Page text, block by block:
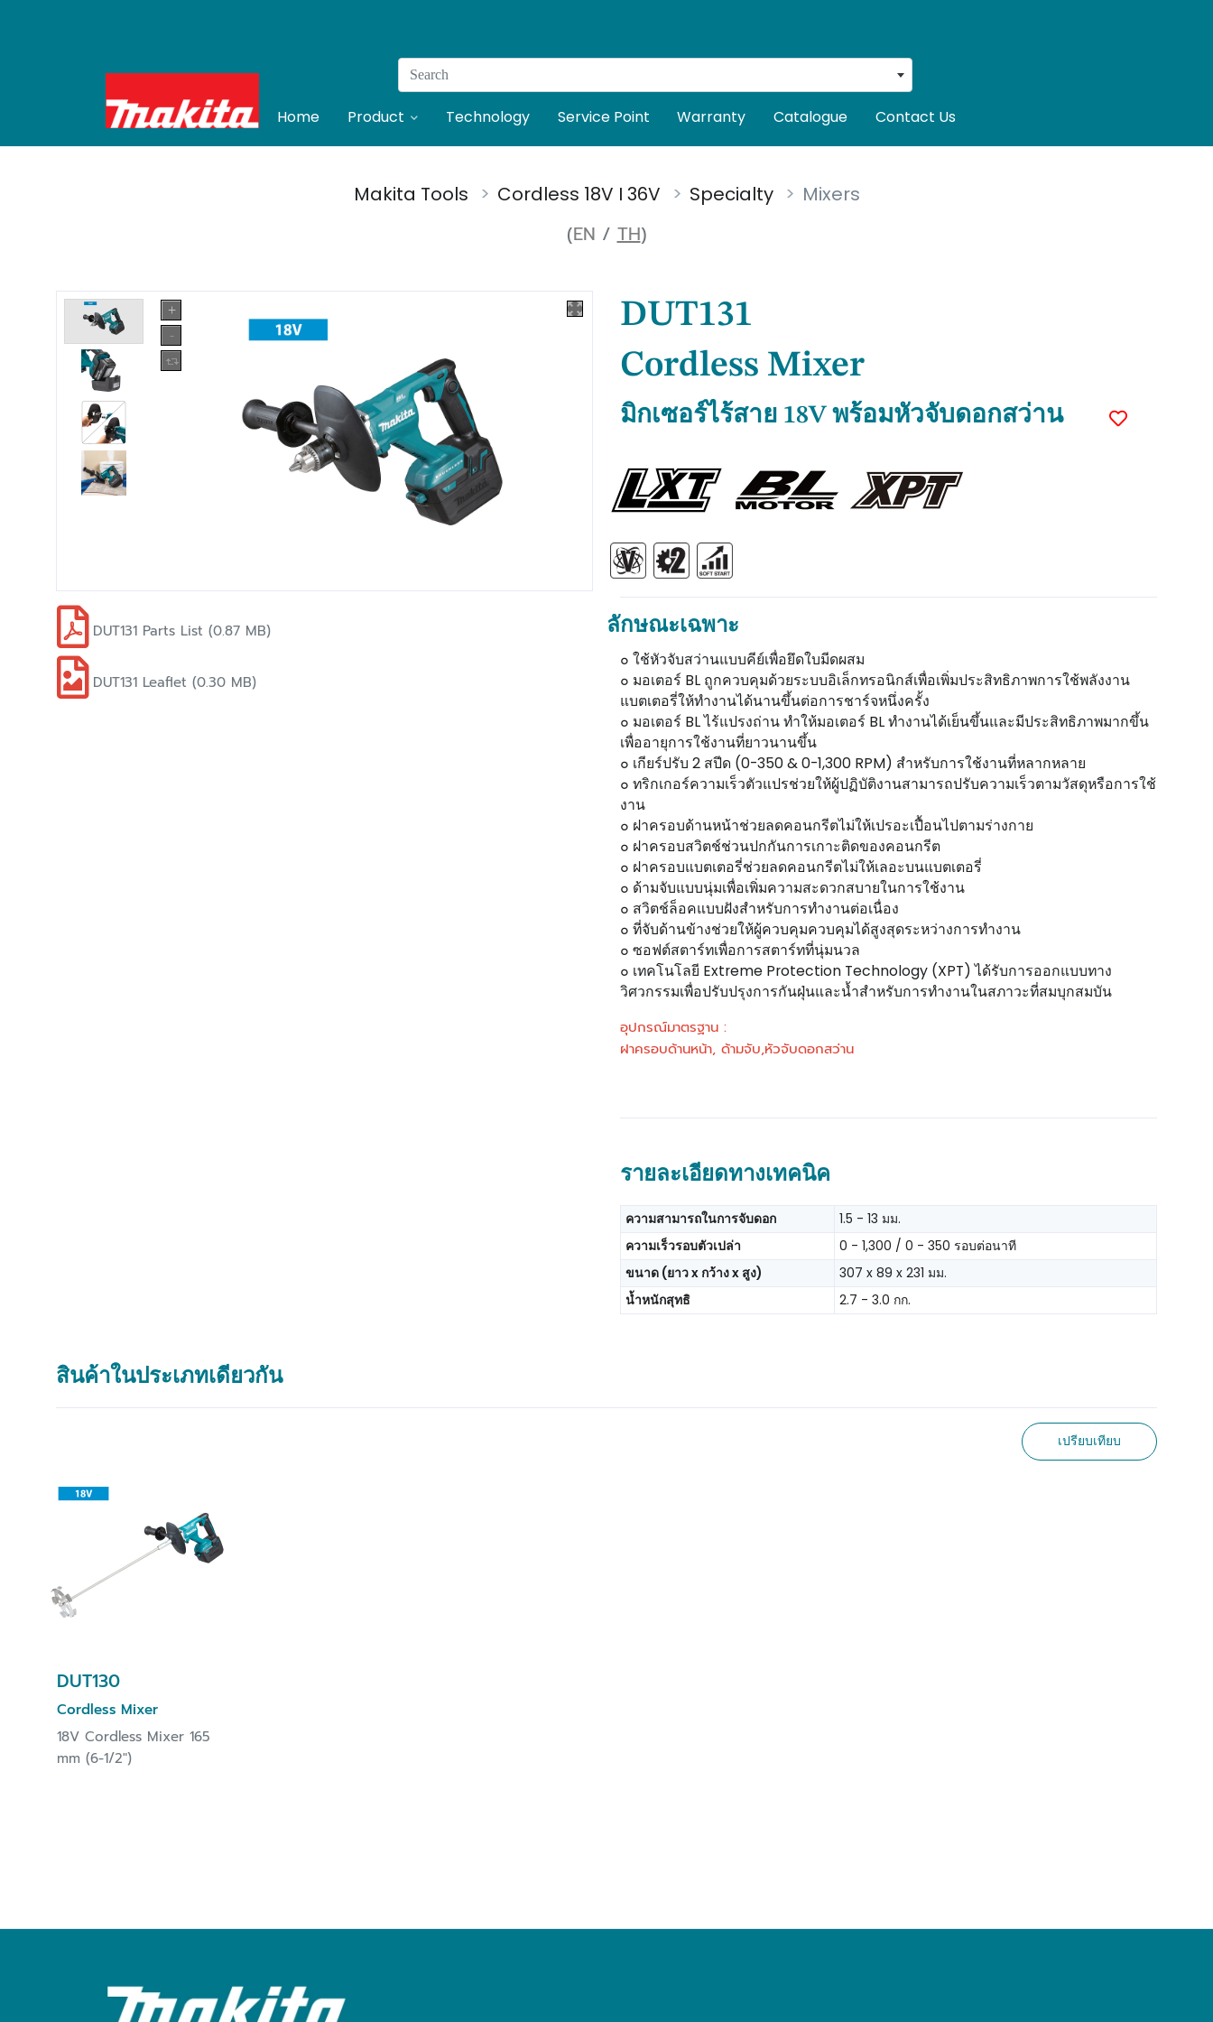
Search
Home Product Technology Service Point Warranty Catalogue Contact Us
Makita Tools Cordless 18V I 36V Specialty Mixers
(EN / TH)
DUT131 Parts List (0.87 MB)
DUT131 Leaflet (0.30 MB)
DUT131
Cordless Mixer
มิกเซอร์ไร้สาย 18V พร้อมหัวจับดอกสว่าน
ลักษณะเฉพาะ
๐ ใช้หัวจับสว่านแบบคีย์เพื่อยึดใบมีดผสม
๐ มอเตอร์ BL ถูกควบคุมด้วยระบบอิเล็กทรอนิกส์เพื่อเพิ่มประสิทธิภาพการใช้พลังงาน
แบตเตอรี่ให้ทำงานได้นานขึ้นต่อการชาร์จหนึ่งครั้ง
๐ มอเตอร์ BL ไร้แปรงถ่าน ทำให้มอเตอร์ BL ทำงานได้เย็นขึ้นและมีประสิทธิภาพมากขึ้น
เพื่ออายุการใช้งานที่ยาวนานขึ้น
๐ เกียร์ปรับ 2 สปีด (0-350 & 0-1,300 RPM) สำหรับการใช้งานที่หลากหลาย
๐ ทริกเกอร์ความเร็วตัวแปรช่วยให้ผู้ปฏิบัติงานสามารถปรับความเร็วตามวัสดุหรือการใช้
งาน
๐ ฝาครอบด้านหน้าช่วยลดคอนกรีตไม่ให้เปรอะเปื้อนไปตามร่างกาย
๐ ฝาครอบสวิตช์ช่วนปกกันการเกาะติดของคอนกรีต
๐ ฝาครอบแบตเตอรี่ช่วยลดคอนกรีตไม่ให้เลอะบนแบตเตอรี่
๐ ด้ามจับแบบนุ่มเพื่อเพิ่มความสะดวกสบายในการใช้งาน
๐ สวิตช์ล็อคแบบฝังสำหรับการทำงานต่อเนื่อง
๐ ที่จับด้านข้างช่วยให้ผู้ควบคุมควบคุมได้สูงสุดระหว่างการทำงาน
๐ ซอฟต์สตาร์ทเพื่อการสตาร์ทที่นุ่มนวล
๐ เทคโนโลยี Extreme Protection Technology (XPT) ได้รับการออกแบบทาง
วิศวกรรมเพื่อปรับปรุงการกันฝุ่นและน้ำสำหรับการทำงานในสภาวะที่สมบุกสมบัน
อุปกรณ์มาตรฐาน :
ฝาครอบด้านหน้า, ด้ามจับ,หัวจับดอกสว่าน
รายละเอียดทางเทคนิค
ความสามารถในการจับดอก
1.5 - 13 มม.
ความเร็วรอบตัวเปล่า
0 - 1,300 / 0 - 350 รอบต่อนาที
ขนาด (ยาว x กว้าง x สูง)
307 x 89 x 231 มม.
น้ำหนักสุทธิ
2.7 - 3.0 กก.
สินค้าในประเภทเดียวกัน
เปรียบเทียบ
DUT130
Cordless Mixer
18V Cordless Mixer 165
mm (6-1/2")